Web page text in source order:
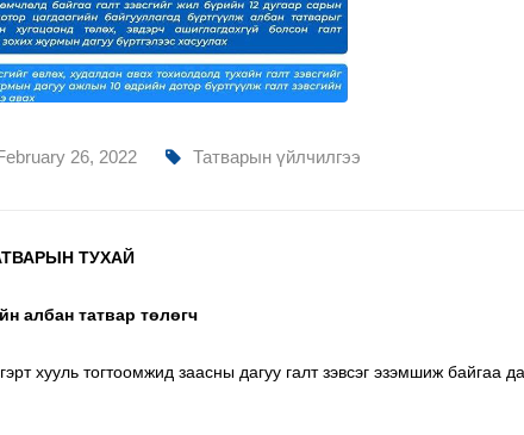
26, 2022 Татварын үйлчилгээ
ТУХАЙ
албан татвар төлөгч
хууль тогтоомжид заасны дагуу галт зэвсэг эзэмшиж байгаа